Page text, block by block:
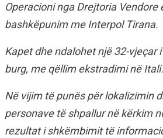
Operacioni nga Drejtoria Vendore
bashkëpunim me Interpol Tirana.
Kapet dhe ndalohet një 32-vjeçar
burg, me qëllim ekstradimi në Itali.
Në vijim të punës për lokalizimin
personave të shpallur në kërkim
rezultat i shkëmbimit të